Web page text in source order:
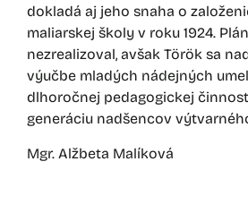
dokladá aj jeho snaha o
maliarskej školy v roku 1924.
nezrealizoval, avšak Török sa
výučbe mladých nádejných
dlhoročnej pedagogickej
generáciu nadšencov
Mgr. Alžbeta Malíková